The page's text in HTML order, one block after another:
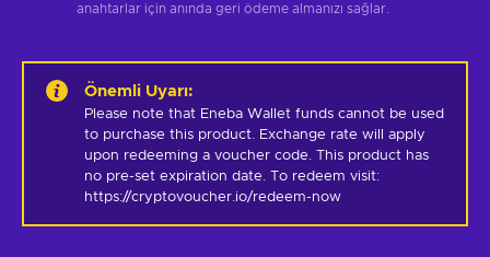
anahtarlar için anında geri ödeme almanızı sağlar.
Önemli Uyarı:
Please note that Eneba Wallet funds cannot be used
to purchase this product. Exchange rate will apply
upon redeeming a voucher code. This product has
no pre-set expiration date. To redeem visit:
https://cryptovoucher.io/redeem-now